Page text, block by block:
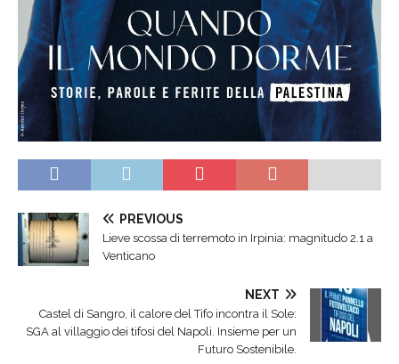
PREVIOUS
Lieve scossa di terremoto in Irpinia: magnitudo 2.1 a
Venticano
NEXT
Castel di Sangro, il calore del Tifo incontra il Sole:
SGA al villaggio dei tifosi del Napoli. Insieme per un
Futuro Sostenibile.